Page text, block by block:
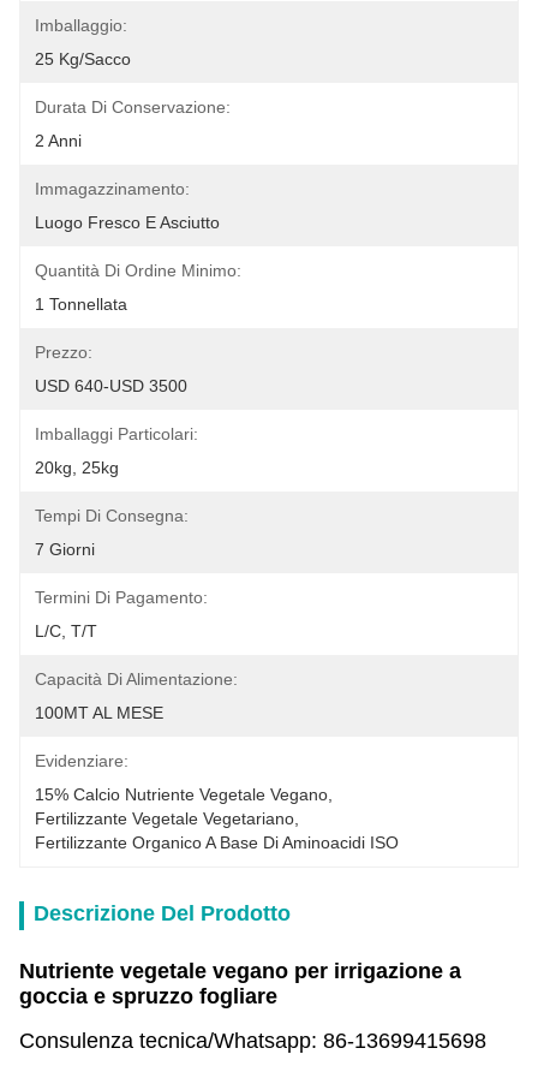
Imballaggio:
25 Kg/sacco
Durata Di Conservazione:
2 Anni
Immagazzinamento:
Luogo Fresco E Asciutto
Quantità Di Ordine Minimo:
1 Tonnellata
Prezzo:
USD 640-USD 3500
Imballaggi Particolari:
20kg, 25kg
Tempi Di Consegna:
7 Giorni
Termini Di Pagamento:
L/C, T/T
Capacità Di Alimentazione:
100MT AL MESE
Evidenziare:
15% Calcio Nutriente Vegetale Vegano
Fertilizzante Vegetale Vegetariano
Fertilizzante Organico A Base Di Aminoacidi ISO
Descrizione Del Prodotto
Nutriente vegetale vegano per irrigazione a
goccia e spruzzo fogliare
Consulenza tecnica/Whatsapp: 86-13699415698